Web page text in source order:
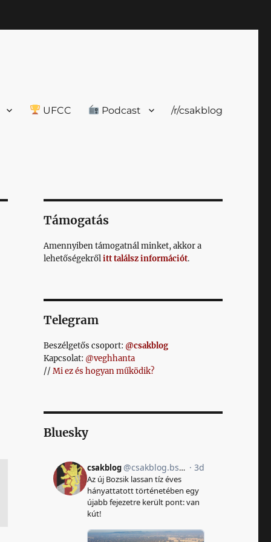
UFCC Podcast /r/csakblog
Támogatás
Amennyiben támogatnál minket, akkor a
lehetőségekrőlitt találsz információt.
Telegram
Beszélgetős csoport: @csakblog
Kapcsolat: @veghhanta
// Mi ez és hogyan működik?
Bluesky